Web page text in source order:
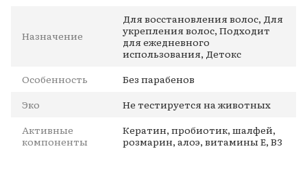
Назначение
Для восстановления волос, Для
укрепления волос, Подходит
для ежедневного
использования, Детокс
Особенность
Без парабенов
Эко
Не тестируется на животных
Активные
компоненты
Кератин, пробиотик, шалфей,
розмарин, алоэ, витамины Е, В3